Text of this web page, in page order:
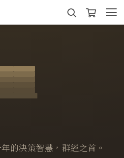
的決策智慧，群經之首。